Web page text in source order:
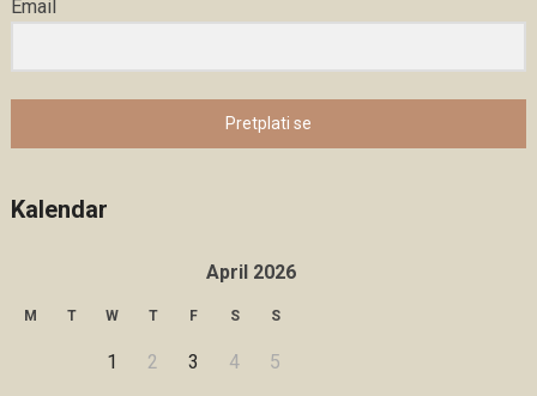
Email
Pretplati se
Kalendar
April 2026
M T W T F S S
1 2 3 4 5